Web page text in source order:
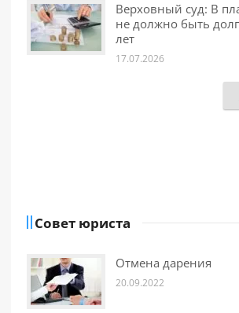
Верховный суд: В
не должно быть
лет
17.07.2026
Совет юриста
Отмена дарения
20.09.2022